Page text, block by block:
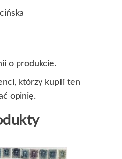
o produkcie.
którzy kupili ten
opinię.